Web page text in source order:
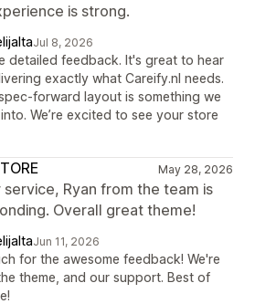
is strong.
Jul 8, 2026
detailed feedback. It's great to hear
exactly what Careify.nl needs.
forward layout is something we
We’re excited to see your store
May 28, 2026
Ryan from the team is
Overall great theme!
Jun 11, 2026
for the awesome feedback! We're
theme, and our support. Best of